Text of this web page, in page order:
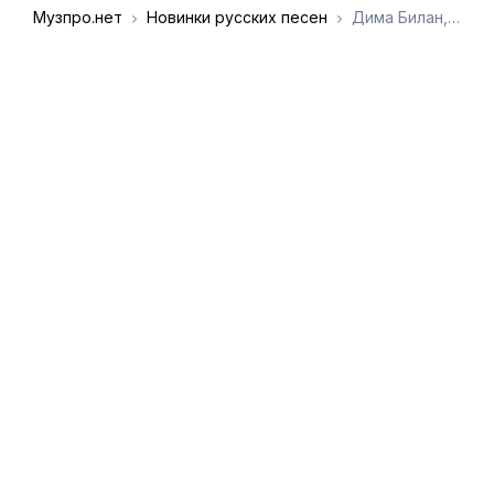
Музпро.нет Новинки русских песен Дима Билан, Снегурочка - Границы